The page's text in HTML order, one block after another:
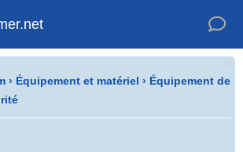
› Équipement et matériel › Équipement de